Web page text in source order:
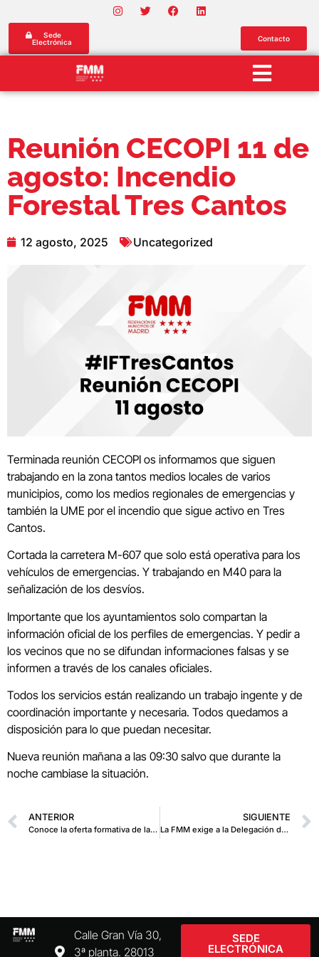
Sede
Electrónica
Contacto
Reunión CECOPI 11 de
agosto: Incendio
Forestal Tres Cantos
12 agosto, 2025 Uncategorized
Terminada reunión CECOPI os informamos que siguen
trabajando en la zona tantos medios locales de varios
municipios, como los medios regionales de emergencias y
también la UME por el incendio que sigue activo en Tres
Cantos.
Cortada la carretera M-607 que solo está operativa para los
vehículos de emergencias. Y trabajando en M40 para la
señalización de los desvíos.
Importante que los ayuntamientos solo compartan la
información oficial de los perfiles de emergencias. Y pedir a
los vecinos que no se difundan informaciones falsas y se
informen a través de los canales oficiales.
Todos los servicios están realizando un trabajo ingente y de
coordinación importante y necesaria. Todos quedamos a
disposición para lo que puedan necesitar.
Nueva reunión mañana a las 09:30 salvo que durante la
noche cambiase la situación.
ANTERIOR
Conoce la oferta formativa de la FMM para el curso 25/26
SIGUIENTE
La FMM exige a la Delegación del Gobierno en Madrid aclarar el destino de las donaciones por la DANA
Calle Gran Vía 30,
3ª planta. 28013
SEDE
ELECTRÓNICA